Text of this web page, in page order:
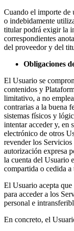
Cuando el importe de
o indebidamente
titular podrá exigir la
correspondientes
del proveedor y del
Obligaciones
El Usuario se
contenidos y
limitativo, a no
contrarias a la buena
sistemas físicos y
intentar acceder y, en
electrónico de otros
revender los
autorización expresa
la cuenta del Usuario
compartida o cedida a
El Usuario acepta
para acceder a los
personal e
En concreto, el